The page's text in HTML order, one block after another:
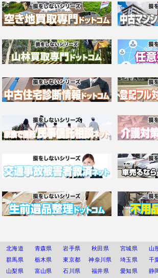
北海道 青森県 岩手県 秋田県 宮城県 山
群馬県
栃木県 東京都 神奈川県 埼玉県 千
山梨県
富山県 石川県 福井県 愛知県 静